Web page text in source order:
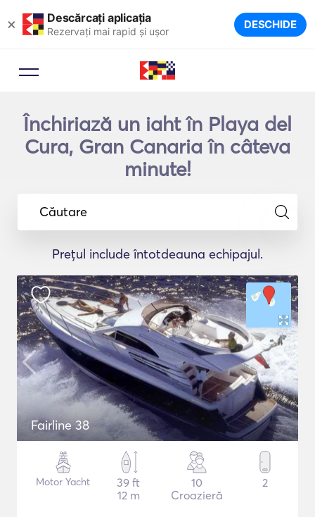
× Descărcați aplicația
Rezervați mai rapid și ușor DESCHIDE
Închiriază un iaht în Playa del
Cura, Gran Canaria în câteva
minute!
Căutare
Prețul include întotdeauna echipajul.
Fairline 38
Motor Yacht
39 ft
12 m
10
Croazieră
2